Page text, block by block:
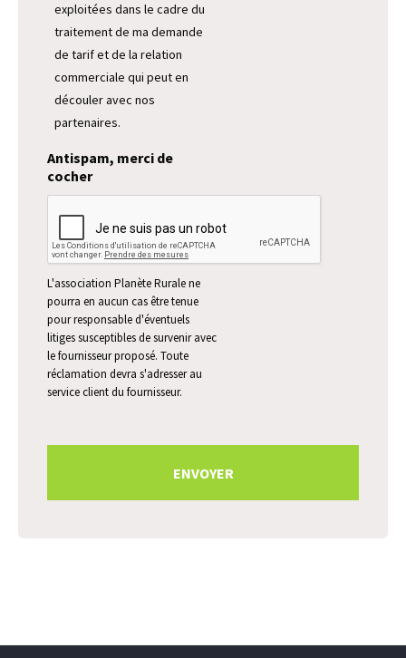
exploitées dans le cadre du
traitement de ma demande
de tarif et de la relation
commerciale qui peut en
découler avec nos
partenaires.
Antispam, merci de
cocher
L'association Planète Rurale ne
pourra en aucun cas être tenue
pour responsable d'éventuels
litiges susceptibles de survenir avec
le fournisseur proposé. Toute
réclamation devra s'adresser au
service client du fournisseur.